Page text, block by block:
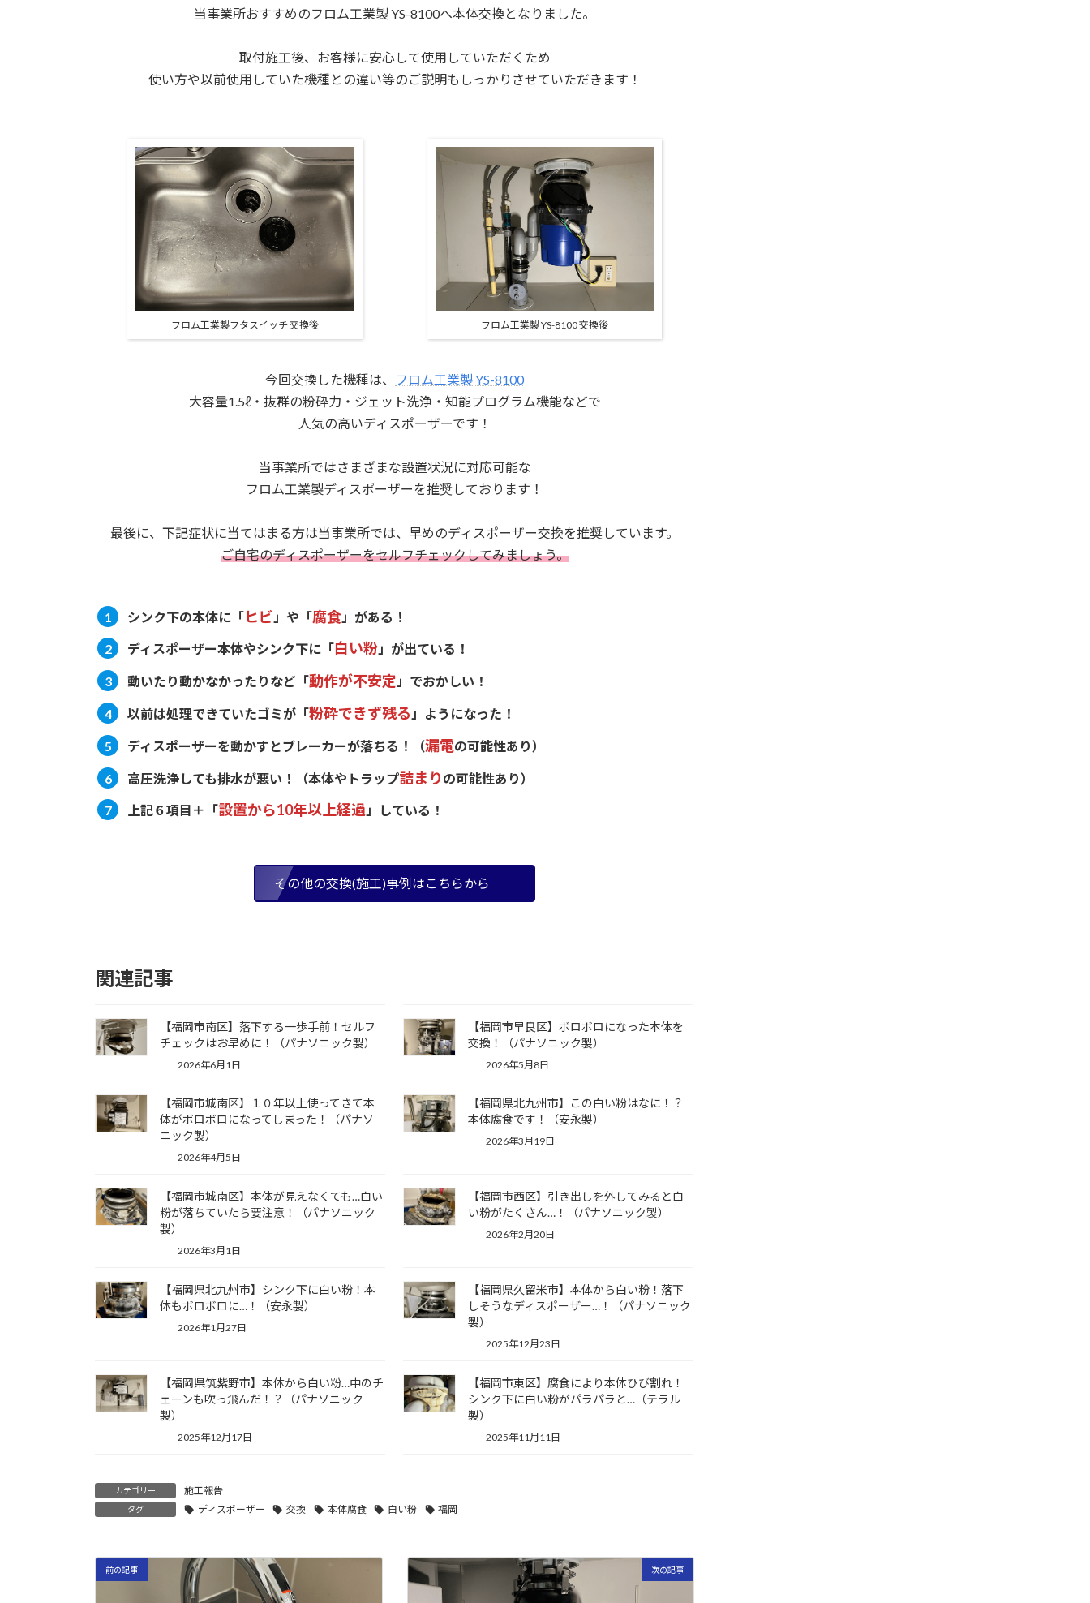
当事業所おすすめのフロム工業製 YS-8100へ本体交換となりました。
取付施工後、お客様に安心して使用していただくため
使い方や以前使用していた機種との違い等の ご説明もしっかりさせていただきます！
フロム工業製フタスイッチ 交換後 フロム工業製 YS-8100 交換後
今回交換した機種は、 フロム工業製 YS-8100
大容量1.5ℓ・抜群の粉砕力・ジェット洗浄・ 知能プログラム機能などで
人気の高いディスポーザーです！
当事業所ではさまざまな設置状況に対応可能な
フロム工業製ディスポーザーを推奨しております！
最後に、下記症状に当てはまる方は当事業所では、 早めのディスポーザー交換を推奨しています。
ご自宅のディスポーザーをセルフチェックしてみましょう。
シンク下の本体に 「ヒビ 」や「腐食 」がある！
ディスポーザー本体やシンク下に 「白い粉 」が出ている！
動いたり動かなかったりなど 「動作が不安定 」でおかしい！
以前は処理できていたゴミが 「粉砕できず残る 」ようになった！
ディスポーザーを動かすとブレーカーが落ちる！（漏電の可能性あり）
高圧洗浄しても排水が悪い！ （本体やトラップ詰まり の可能性あり）
上記６項目＋「設置から10年以上経過 」している！
その他の交換(施工)事例はこちらから
関連記事
【福岡市南区】落下する一歩手前！セルフ
チェックはお早めに！（パナソニック製）
2026年6月1日
【福岡市早良区】ボロボロになった本体を
交換！（パナソニック製）
2026年5月8日
【福岡市城南区】１０年以上使ってきて本
体がボロボロになってしまった！（パナソ
ニック製）
2026年4月5日
【福岡県北九州市】この白い粉はなに！？
本体腐食です！（安永製）
2026年3月19日
【福岡市城南区】本体が見えなくても…白い
粉が落ちていたら要注意！（パナソニック
製）
2026年3月1日
【福岡市西区】引き出しを外してみると白
い粉がたくさん…！（パナソニック製）
2026年2月20日
【福岡県北九州市】シンク下に白い粉！本
体もボロボロに…！（安永製）
2026年1月27日
【福岡県久留米市】本体から白い粉！落下
しそうなディスポーザー…！（パナソニック
製）
2025年12月23日
【福岡県筑紫野市】本体から白い粉…中のチ
ェーンも吹っ飛んだ！？（パナソニック
製）
2025年12月17日
【福岡市東区】腐食により本体ひび割れ！
シンク下に白い粉がパラパラと…（テラル
製）
2025年11月11日
カテゴリー 施工報告
タグ ディスポーザー 交換 本体腐食 白い粉 福岡
前の記事 次の記事